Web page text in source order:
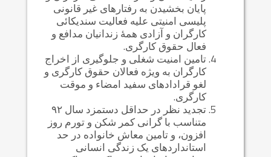
پایان بخشیدن به رفتارهای غیر قانونی
پلیسی امنیتی علیه فعالیت سندیکائی
کارگران و آزادی همهٔ زندانیان مدافع و
فعال حقوق کارگری.
تامین امنیت شغلی و جلوگیری از اخراج
کارگران به ویژه فعالان حقوق کارگری و
لغو قرادادهای سفید امضاء و موقت
کارگری.
تجدید نظر در حداقل دستمزد سال ۹۲
متناسب با گرانی کمر شکن و تورم روز
افزون، و تامین معاش خانواده در حد
استانداردهای یک زندگی انسانی